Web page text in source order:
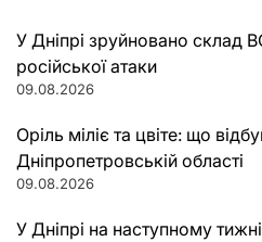
У Дніпрі зруйновано склад
російської атаки
09.08.2026
Оріль міліє та цвіте: що
Дніпропетровській області
09.08.2026
У Дніпрі на наступному